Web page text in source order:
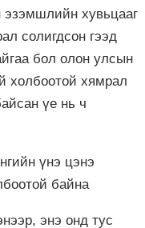
эзэмшлийн хувьцааг
солигдсон гээд
бол олон улсын
холбоотой хямрал
үе нь ч
үнэ цэнэ
байна
энэ онд тус